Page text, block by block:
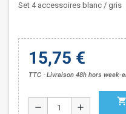
Set 4 accessoires blanc / gris
15,75 €
TTC Livraison 48h hors week-
remove add
shopping_cart